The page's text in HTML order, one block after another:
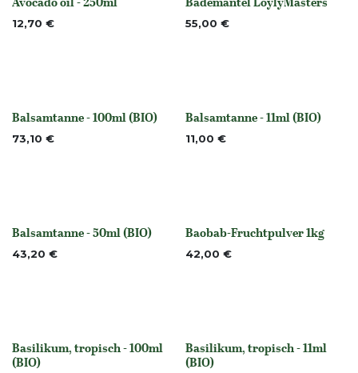
None
12,70 € None
55,00 €
None
Balsamtanne - 100ml (BIO)
73,10 € None
Balsamtanne - 11ml (BIO)
11,00 €
None
Balsamtanne - 50ml (BIO)
43,20 € None
Baobab-Fruchtpulver 1kg
42,00 €
None
Basilikum, tropisch - 100ml
(BIO) None
Basilikum, tropisch - 11ml
(BIO)